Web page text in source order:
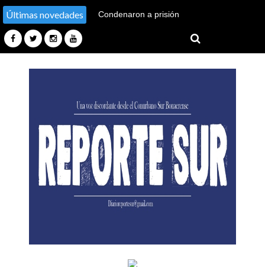
Últimas novedades
Condenaron a prisión
federal por el homicidio de
dos militantes durante un